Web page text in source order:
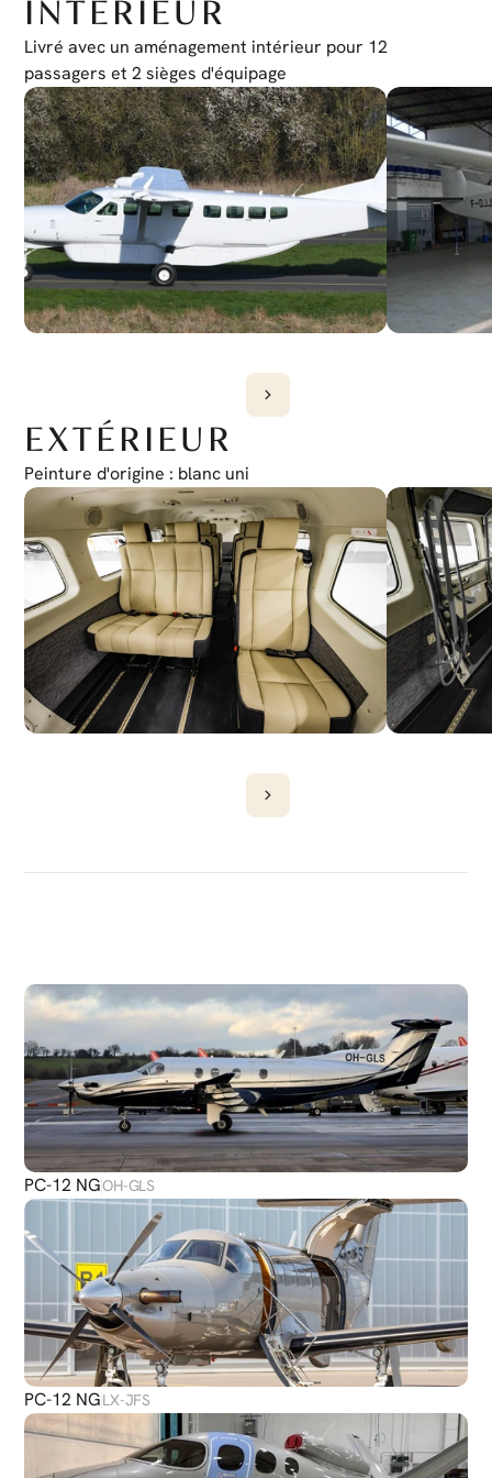
Radioaltimètre
King KRA 405B
GSR 56 GARMIN
Garmin GWX 75
EGPWS
G1000 (TAWS-A)
TCAS
G1000 (GTS 825)
INTÉRIEUR
Livré avec un aménagement intérieur pour 12
passagers et 2 sièges d'équipage
EXTÉRIEUR
Peinture d'origine : blanc uni
PLUS D'AVIONS
PC-12 NGOH-GLS
PC-12 NGLX-JFS